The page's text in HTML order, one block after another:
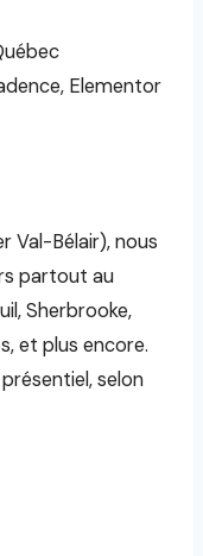
Elementor
Val-Bélair), nous
partout au
Sherbrooke,
et plus encore.
selon